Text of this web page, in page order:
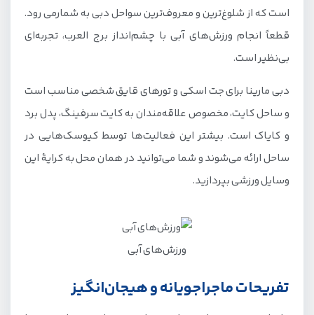
است که از شلوغ‌ترین و معروف‌ترین سواحل دبی به شمارمی رود.
قطعاً انجام ورزش‌های آبی با چشم‌انداز برج العرب، تجربه‌ای
بی‌نظیر است.
دبی مارینا برای جت اسکی و تورهای قایق شخصی مناسب است
و ساحل کایت، مخصوص علاقه‌مندان به کایت سرفینگ، پدل برد
و کایاک است. بیشتر این فعالیت‌ها توسط کیوسک‌هایی در
ساحل ارائه می‌شوند و شما می‌توانید در همان محل به کرایهٔ این
وسایل ورزشی بپردازید.
ورزش‌های آبی
تفریحات ماجراجویانه و هیجان‌انگیز